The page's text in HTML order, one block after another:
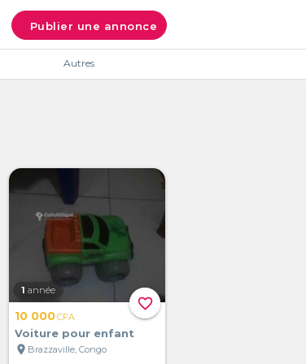
Publier une annonce
Autres
favorite_border
1 année
10 000CFA
Voiture pour enfant
location_on Brazzaville, Congo